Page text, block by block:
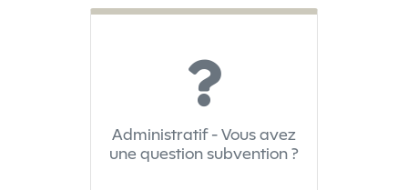
Administratif - Vous avez
une question subvention ?